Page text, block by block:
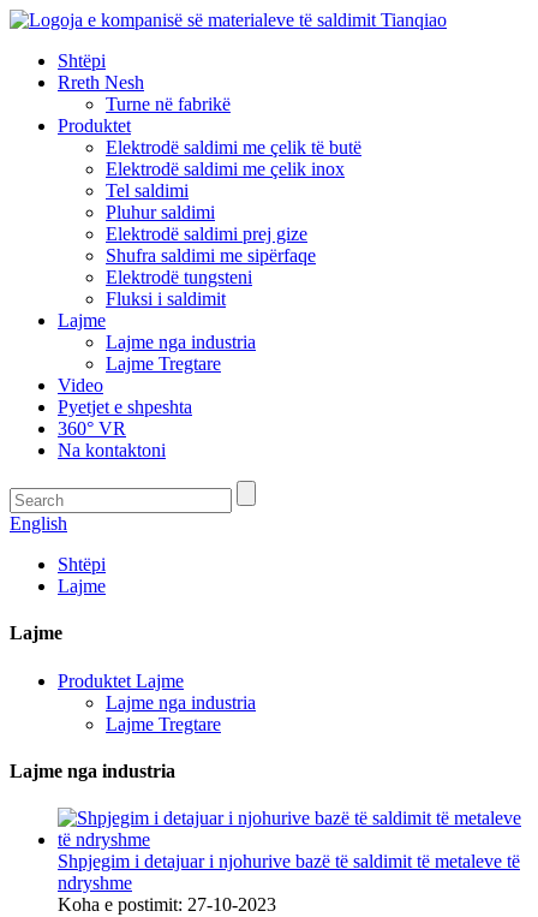
Shtëpi
Rreth Nesh
Turne në fabrikë
Produktet
Elektrodë saldimi me çelik të butë
Elektrodë saldimi me çelik inox
Tel saldimi
Pluhur saldimi
Elektrodë saldimi prej gize
Shufra saldimi me sipërfaqe
Elektrodë tungsteni
Fluksi i saldimit
Lajme
Lajme nga industria
Lajme Tregtare
Video
Pyetjet e shpeshta
360° VR
Na kontaktoni
English
Shtëpi
Lajme
Lajme
Produktet Lajme
Lajme nga industria
Lajme Tregtare
Lajme nga industria
Shpjegim i detajuar i njohurive bazë të saldimit të metaleve të
ndryshme
Koha e postimit: 27-10-2023